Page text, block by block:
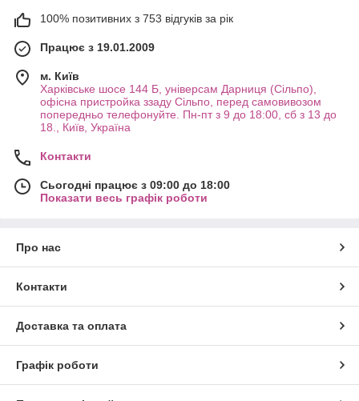
100% позитивних з 753 відгуків за рік
Працює з 19.01.2009
м. Київ
Харківське шосе 144 Б, універсам Дарниця (Сільпо),
офісна пристройка ззаду Сільпо, перед самовивозом
попередньо телефонуйте. Пн-пт з 9 до 18:00, сб з 13 до
18., Київ, Україна
Контакти
Сьогодні працює з 09:00 до 18:00
Показати весь графік роботи
Про нас
Контакти
Доставка та оплата
Графік роботи